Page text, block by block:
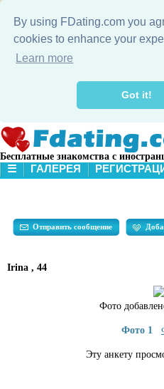
By using FDating.com you
cookies to enhance your
Learn more
Got it!
Бесплатные знакомства с
☰
ПОИСК
ГАЛЕРЕЯ
Отправить сообщение
Irina , 44
Фото
Фото 1
Эту анкету